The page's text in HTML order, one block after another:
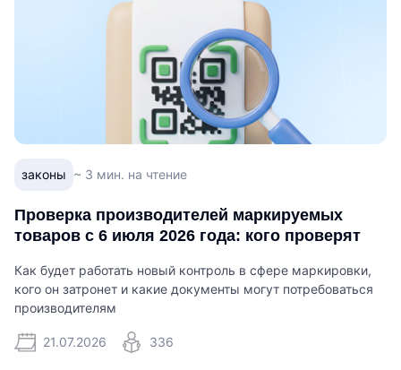
законы ~ 3 мин. на чтение
Проверка производителей маркируемых
товаров с 6 июля 2026 года: кого проверят
Как будет работать новый контроль в сфере маркировки,
кого он затронет и какие документы могут потребоваться
производителям
21.07.2026 336